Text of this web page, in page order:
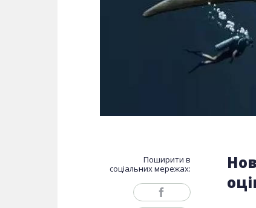
Поширити в
соціальних мережах: